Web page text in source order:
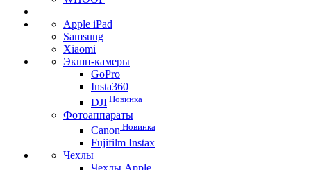
Apple iPad
Samsung
Xiaomi
Экшн-камеры
GoPro
Insta360
DJI Новинка
Фотоаппараты
Canon Новинка
Fujifilm Instax
Чехлы
Чехлы Apple